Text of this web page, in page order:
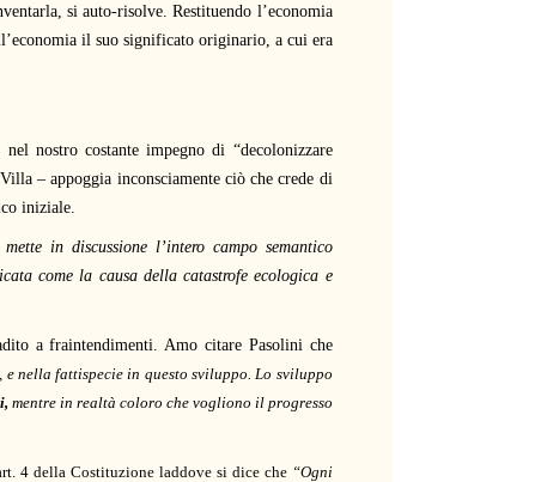
si auto-risolve. Restituendo l’economia
il suo significato originario, a cui era
nostro costante impegno di “decolonizzare
– appoggia inconsciamente ciò che crede di
iniziale.
mette in discussione l’intero campo semantico
come la causa della catastrofe ecologica e
a fraintendimenti. Amo citare Pasolini che
nella fattispecie in questo sviluppo. Lo sviluppo
mentre in realtà coloro che vogliono il progresso
4 della Costituzione laddove si dice che “Ogni